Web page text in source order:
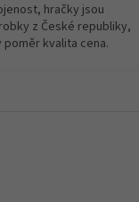
hračky jsou
z České republiky,
kvalita cena.